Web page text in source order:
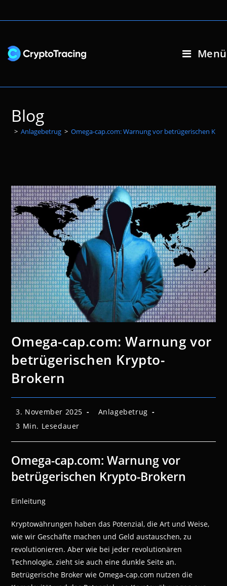
Inhalt
Menü
Blog
> Anlagebetrug > Omega-cap.com: Warnung vor betrügerischen
Omega-cap.com: Warnung vor
betrügerischen Krypto-
Brokern
Beitrag
3. November 2025
Beitrags-
Kategorie:
Anlagebetrug
Lesedauer:
3 Min. Lesedauer
Omega-cap.com: Warnung vor
betrügerischen Krypto-Brokern
Einleitung
Kryptowährungen haben das Potenzial, die Art und Weise,
wie wir Geschäfte machen und Geld austauschen, zu
revolutionieren. Aber wie bei jeder revolutionären
Technologie, zieht sie auch eine dunkle Seite an.
Betrügerische Broker wie Omega-cap.com nutzen die